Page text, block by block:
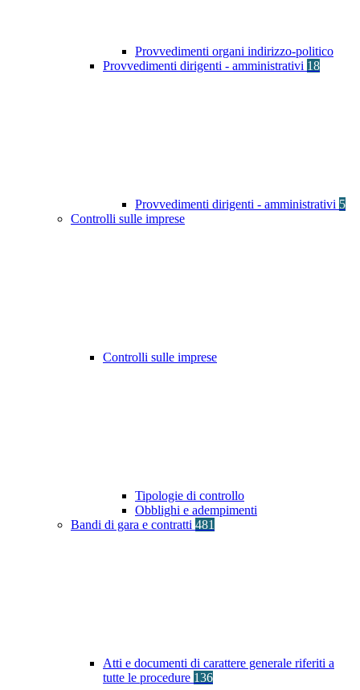
Provvedimenti organi indirizzo-politico
Provvedimenti dirigenti - amministrativi 18
Provvedimenti dirigenti - amministrativi 5
Controlli sulle imprese
Controlli sulle imprese
Tipologie di controllo
Obblighi e adempimenti
Bandi di gara e contratti 481
Atti e documenti di carattere generale riferiti a
tutte le procedure 136